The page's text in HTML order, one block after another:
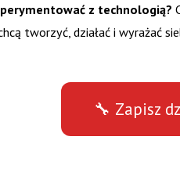
z technologią?
tworzyć, działać i wyrażać
🔧 Zapisz